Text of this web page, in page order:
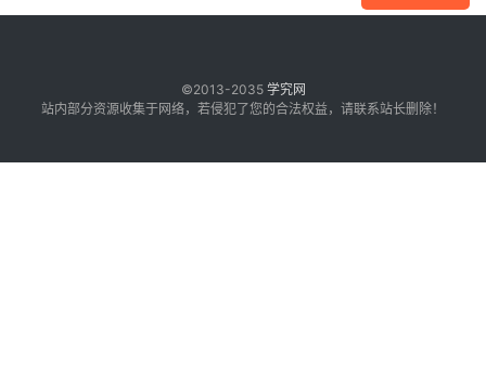
©2013-2035 学究网
站内部分资源收集于网络，若侵犯了您的合法权益，请联系站长删除！